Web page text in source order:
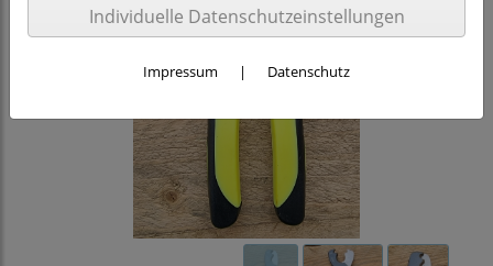
Individuelle Datenschutzeinstellungen
Impressum | Datenschutz